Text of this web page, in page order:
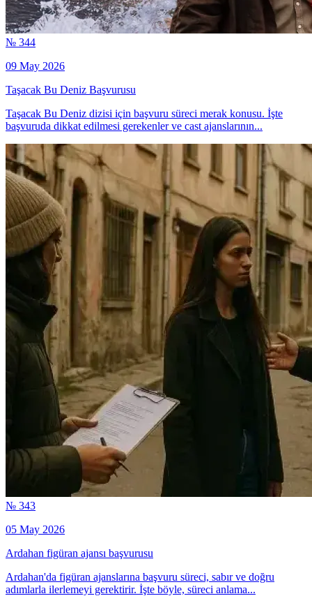
№ 344
09 May 2026
Taşacak Bu Deniz Başvurusu
Taşacak Bu Deniz dizisi için başvuru süreci merak konusu. İşte
başvuruda dikkat edilmesi gerekenler ve cast ajanslarının...
№ 343
05 May 2026
Ardahan figüran ajansı başvurusu
Ardahan'da figüran ajanslarına başvuru süreci, sabır ve doğru
adımlarla ilerlemeyi gerektirir. İşte böyle, süreci anlama...